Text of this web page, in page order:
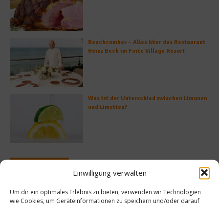
Einwilligung verwalten
Um dir ein optimales Erlebnis zu bieten, verwenden wir Technologien
wie Cookies, um Geräteinformationen zu speichern und/oder darauf
Beachcomber – Alles über das Restaurant
Heinz Beck im Forte Village Resort
Was ist der Unterschied zwischen Limonen
und Limetten?